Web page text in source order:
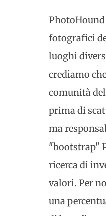
fotografici
luoghi
crediamo
comunità
prima di
ma
"bootstrap"
ricerca di
valori. Per
una